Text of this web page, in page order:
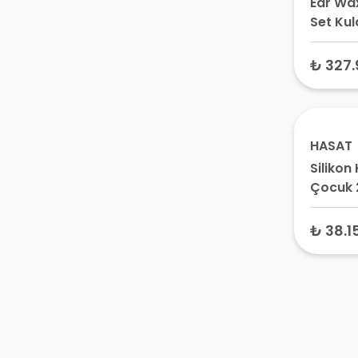
Set
ml
₺
HASAT
Silikon
Çocuk
₺